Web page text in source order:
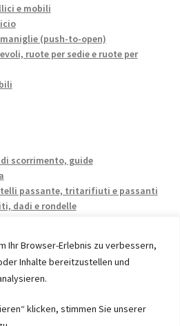
Ihr Browser-Erlebnis zu verbessern,
Inhalte bereitzustellen und
klicken, stimmen Sie unserer
e mobili
(push-to-open)
ruote per sedie e ruote per
scorrimento, guide
passante, tritarifiuti e passanti
dadi e rondelle
member of the ERUON Group.
Components and